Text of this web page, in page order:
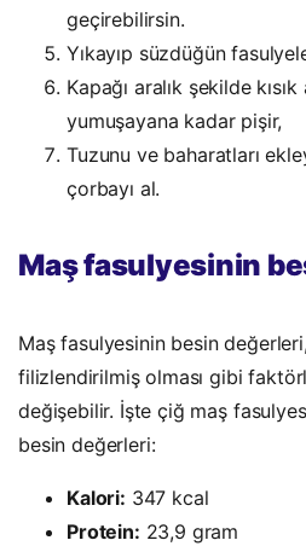
geçirebilirsin.
Yıkayıp süzdüğün
Kapağı aralık şekilde
yumuşayana kadar pişir,
Tuzunu ve baharatları
çorbayı al.
Maş fasulyesinin
Maş fasulyesinin besin
filizlendirilmiş olması gibi
değişebilir. İşte çiğ maş
besin değerleri:
Kalori: 347 kcal
Protein: 23,9 gram